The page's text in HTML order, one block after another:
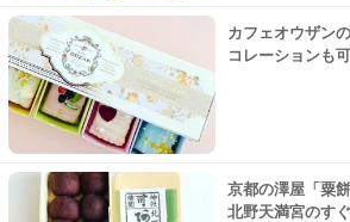
カフェオウザン
コレーションも
京都の澤屋「粟
北野天満宮のす